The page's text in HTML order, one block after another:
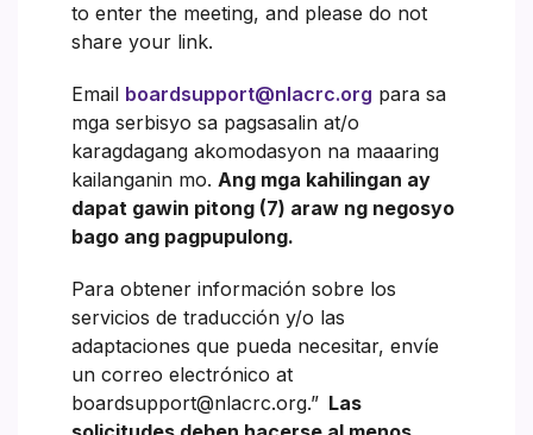
to enter the meeting, and please do not
share your link.
Email boardsupport@nlacrc.org para sa
mga serbisyo sa pagsasalin at/o
karagdagang akomodasyon na maaaring
kailanganin mo. Ang mga kahilingan ay
dapat gawin pitong (7) araw ng negosyo
bago ang pagpupulong.
Para obtener información sobre los
servicios de traducción y/o las
adaptaciones que pueda necesitar, envíe
un correo electrónico at
boardsupport@nlacrc.org.” Las